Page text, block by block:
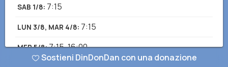
SAB 1/8: 7:15
LUN 3/8, MAR 4/8: 7:15
MER 5/8:7:15,16:00
Sostieni DinDonDan con una donazione